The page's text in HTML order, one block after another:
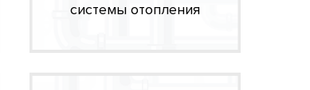
системы отопления